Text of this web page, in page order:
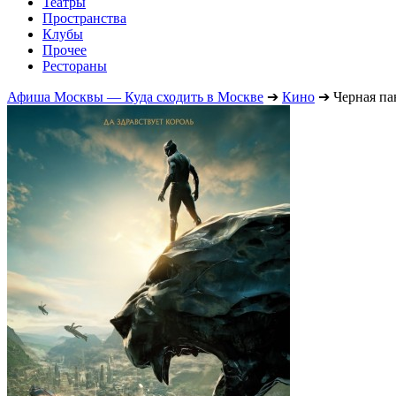
Пространства
Клубы
Прочее
Рестораны
Афиша Москвы — Куда сходить в Москве ➔ Кино ➔ Черная